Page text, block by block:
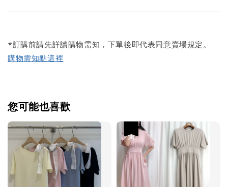
*訂購前請先詳讀購物需知，下單後即代表同意賣場規定。
購物需知點這裡
您可能也喜歡